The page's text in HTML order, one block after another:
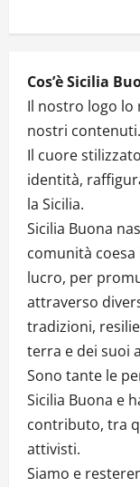
n
Cos’è Sicilia
Il nostro logo lo
nostri contenuti.
Il cuore
identità,
la Sicilia.
Sicilia Buona
comunità
lucro, per
attraverso
tradizioni,
terra e dei suoi
Sono tante le
Sicilia Buona e
contributo, tra
attivisti.
Siamo e